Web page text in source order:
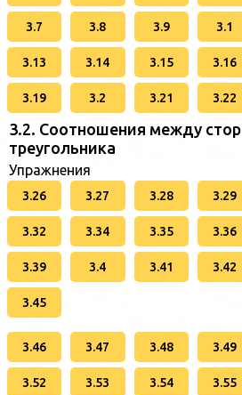
3.7 3.8 3.9 3.1
3.13 3.14 3.15 3.16
3.19 3.2 3.21 3.22
3.2. Соотношения между
треугольника
Упражнения
3.26 3.27 3.28 3.29
3.32 3.34 3.35 3.36
3.39 3.4 3.41 3.42
3.45
3.46 3.47 3.48 3.49
3.52 3.53 3.54 3.55